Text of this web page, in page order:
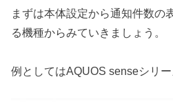
まずは本体設定から通知件数の
る機種からみていきましょう。
例としてはAQUOS senseシリー